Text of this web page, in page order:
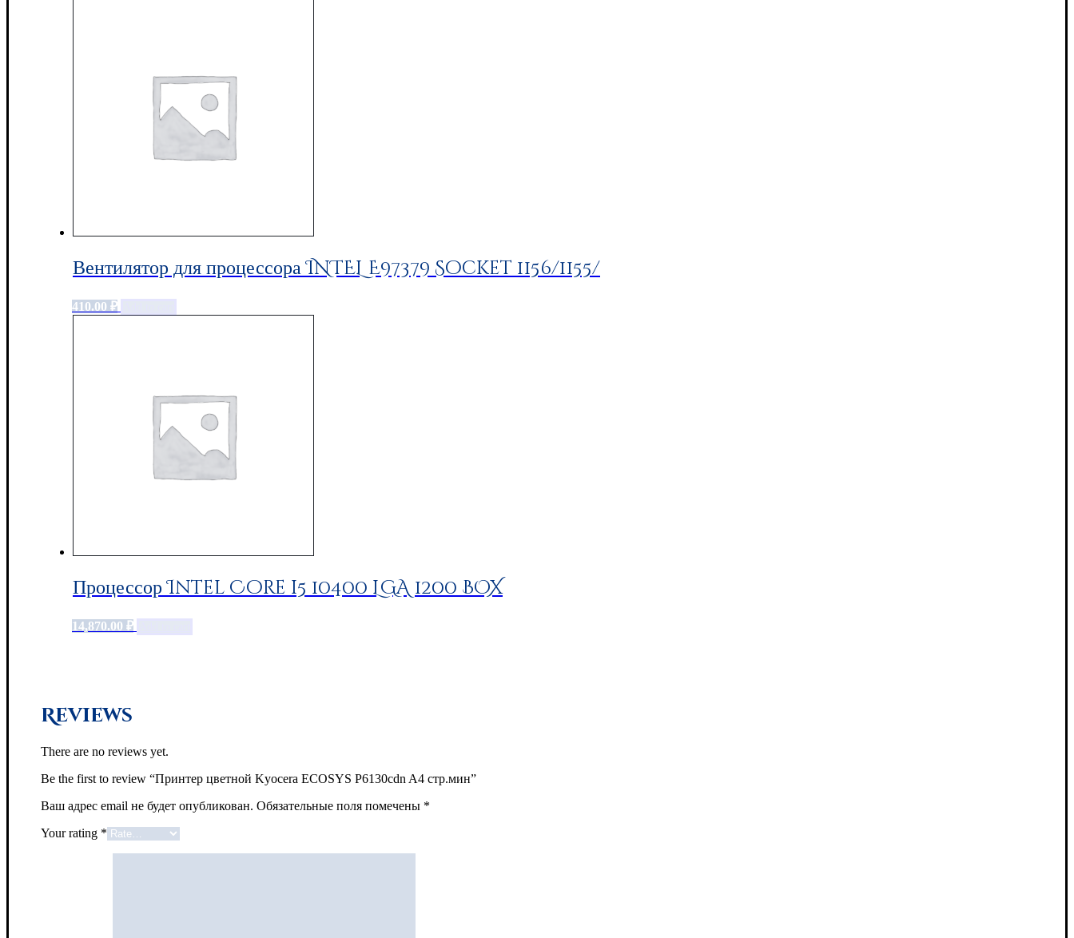
Вентилятор для процессора INTEL E97379 Socket 1156/1155/
410.00 ₽
Процессор Intel Core i5 10400 LGA 1200 BOX
14,870.00 ₽
Reviews
There are no reviews yet.
Be the first to review “Принтер цветной Kyocera ECOSYS P6130cdn A4 стр.мин”
Ваш адрес email не будет опубликован. Обязательные поля помечены *
Your rating *